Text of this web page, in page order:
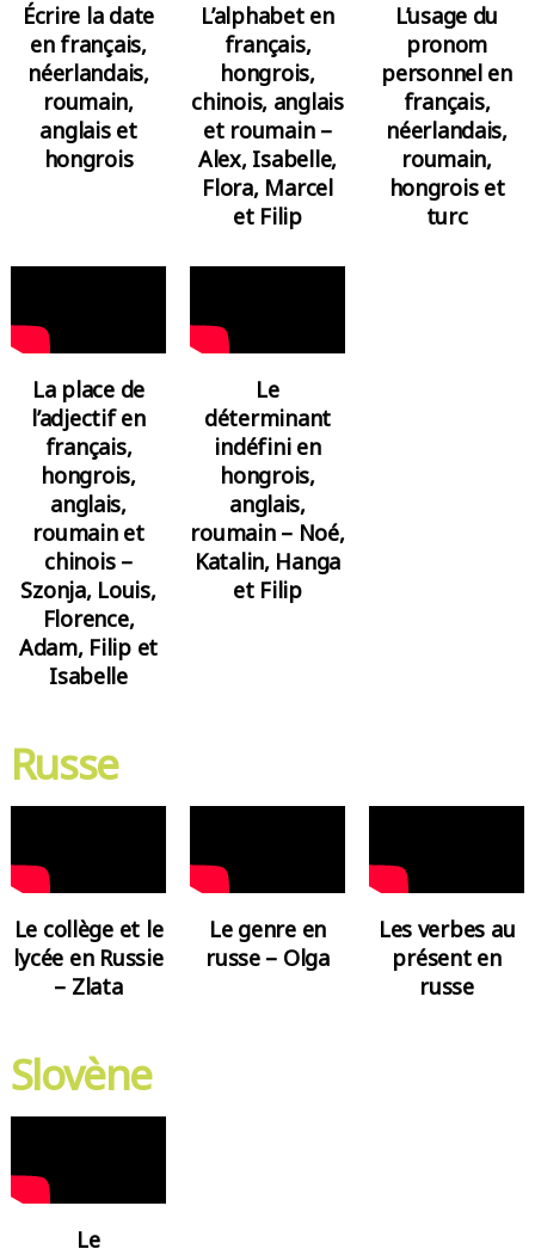
Écrire la date
en français,
néerlandais,
roumain,
anglais et
hongrois
L’alphabet en
français,
hongrois,
chinois, anglais
et roumain –
Alex, Isabelle,
Flora, Marcel
et Filip
L’usage du
pronom
personnel en
français,
néerlandais,
roumain,
hongrois et
turc
La place de
l’adjectif en
français,
hongrois,
anglais,
roumain et
chinois –
Szonja, Louis,
Florence,
Adam, Filip et
Isabelle
Le
déterminant
indéfini en
hongrois,
anglais,
roumain – Noé,
Katalin, Hanga
et Filip
Russe
Le collège et le
lycée en Russie
– Zlata
Le genre en
russe – Olga
Les verbes au
présent en
russe
Slovène
Le